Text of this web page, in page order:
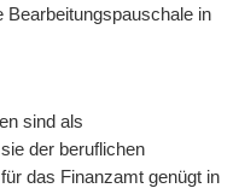
Bearbeitungspauschale in
sind als
der beruflichen
das Finanzamt genügt in